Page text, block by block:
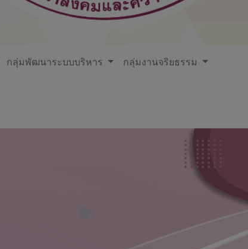
กลุ่มพัฒนาระบบบริหาร กลุ่มงานจริยธรรม